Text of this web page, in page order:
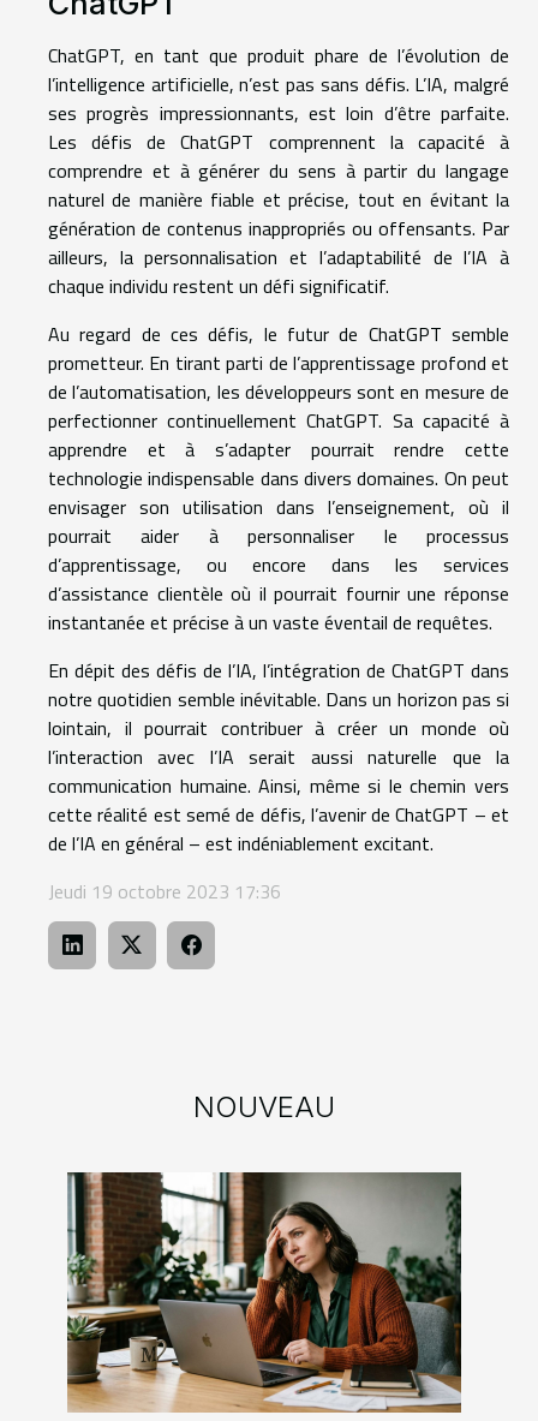
NOUVEAU
ChatGPT, en tant que produit phare de l’évolution de
l’intelligence artificielle, n’est pas sans défis. L’IA, malgré
ses progrès impressionnants, est loin d’être parfaite.
Les défis de ChatGPT comprennent la capacité à
comprendre et à générer du sens à partir du langage
naturel de manière fiable et précise, tout en évitant la
génération de contenus inappropriés ou offensants. Par
ailleurs, la personnalisation et l’adaptabilité de l’IA à
chaque individu restent un défi significatif.
Au regard de ces défis, le futur de ChatGPT semble
prometteur. En tirant parti de l’apprentissage profond et
de l’automatisation, les développeurs sont en mesure de
perfectionner continuellement ChatGPT. Sa capacité à
apprendre et à s’adapter pourrait rendre cette
technologie indispensable dans divers domaines. On peut
envisager son utilisation dans l’enseignement, où il
pourrait aider à personnaliser le processus
d’apprentissage, ou encore dans les services
d’assistance clientèle où il pourrait fournir une réponse
instantanée et précise à un vaste éventail de requêtes.
En dépit des défis de l’IA, l’intégration de ChatGPT dans
notre quotidien semble inévitable. Dans un horizon pas si
lointain, il pourrait contribuer à créer un monde où
l’interaction avec l’IA serait aussi naturelle que la
communication humaine. Ainsi, même si le chemin vers
cette réalité est semé de défis, l’avenir de ChatGPT – et
de l’IA en général – est indéniablement excitant.
Jeudi 19 octobre 2023 17:36